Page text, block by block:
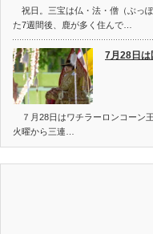
祝日。三宝は仏・法・僧（ぶっ
た7週間後、鹿が多く住んで…
7月28日は
７月28日はワチラーロンコーン
火曜から三連…